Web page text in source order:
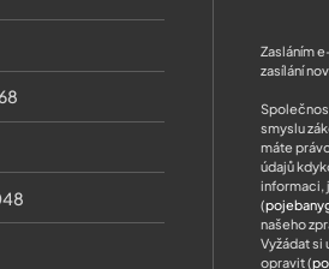
Zasláním
zasílání
smyslu
máte
údajů
informaci,
(
našeho
Vyžádat si
opravit (